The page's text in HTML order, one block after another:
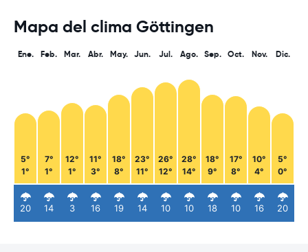
Mapa del clima Göttingen
Ene.
5°
1°
20
Feb.
7°
1°
14
Mar.
12°
1°
3
Abr.
11°
3°
16
May.
18°
8°
19
Jun.
23°
11°
14
Jul.
26°
12°
10
Ago.
28°
14°
10
Sep.
18°
9°
18
Oct.
17°
8°
10
Nov.
10°
4°
16
Dic.
5°
0°
20